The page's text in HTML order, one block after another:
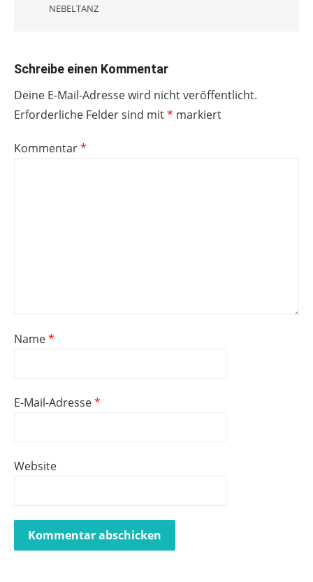
NEBELTANZ
Schreibe einen Kommentar
Deine E-Mail-Adresse wird nicht veröffentlicht.
Erforderliche Felder sind mit* markiert
Kommentar*
Name*
E-Mail-Adresse*
Website